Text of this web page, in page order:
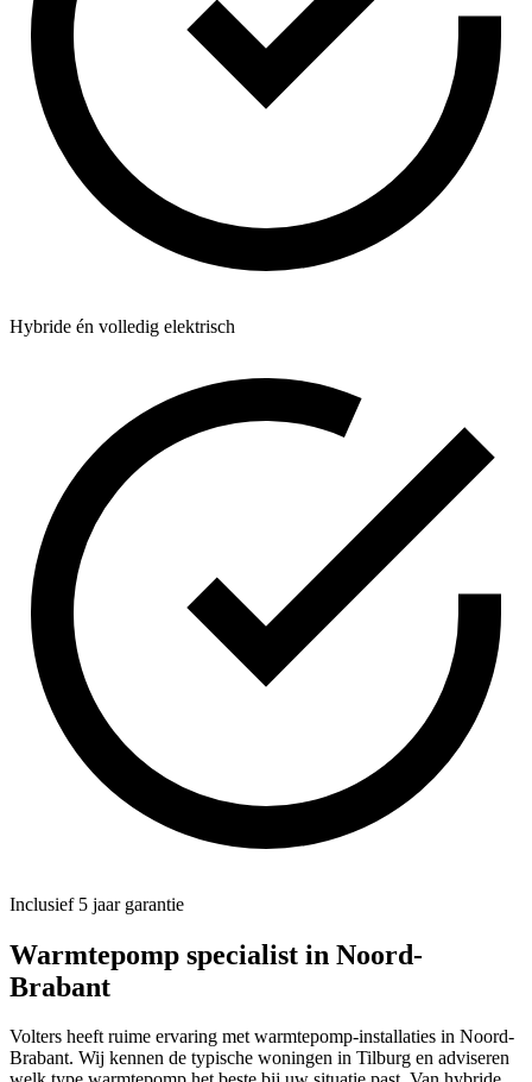
Hybride én volledig elektrisch
Inclusief 5 jaar garantie
Warmtepomp specialist in Noord-
Brabant
Volters heeft ruime ervaring met warmtepomp-installaties in Noord-
Brabant. Wij kennen de typische woningen in Tilburg en adviseren